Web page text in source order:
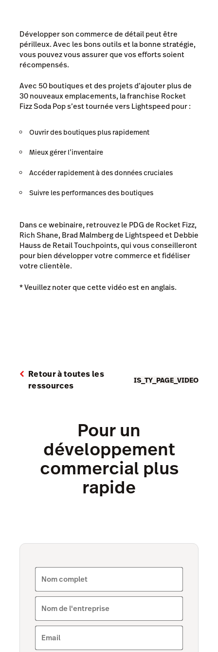
Développer son commerce de détail peut être
périlleux. Avec les bons outils et la bonne stratégie,
vous pouvez vous assurer que vos efforts soient
récompensés.
Avec 50 boutiques et des projets d’ajouter plus de
30 nouveaux emplacements, la franchise Rocket
Fizz Soda Pop s’est tournée vers Lightspeed pour :
Ouvrir des boutiques plus rapidement
Mieux gérer l’inventaire
Accéder rapidement à des données cruciales
Suivre les performances des boutiques
Dans ce webinaire, retrouvez le PDG de Rocket Fizz,
Rich Shane, Brad Malmberg de Lightspeed et Debbie
Hauss de Retail Touchpoints, qui vous conseilleront
pour bien développer votre commerce et fidéliser
votre clientèle.
* Veuillez noter que cette vidéo est en anglais.
Retour à toutes les
ressources
IS_TY_PAGE_VIDEO
Pour un
développement
commercial plus
rapide
Nom complet
Nom de l'entreprise
Email